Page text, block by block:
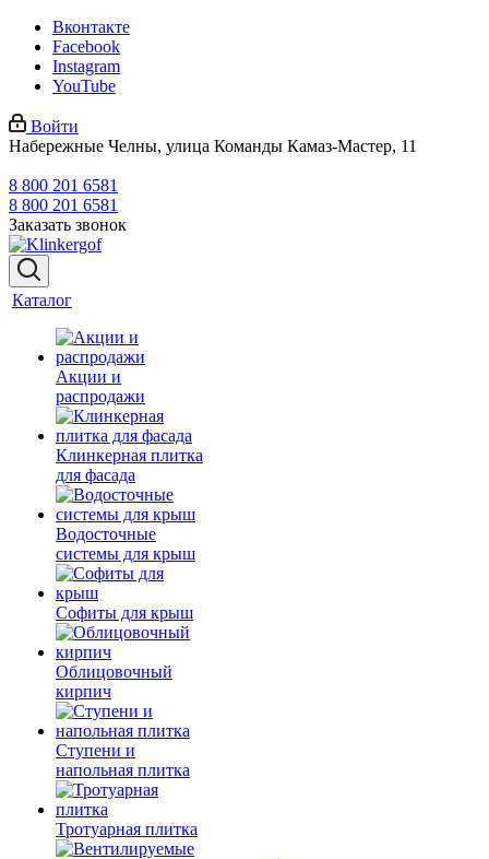
Вконтакте
Facebook
Instagram
YouTube
Войти
Набережные Челны, улица Команды Камаз-Мастер, 11
8 800 201 6581
8 800 201 6581
Заказать звонок
Каталог
Акции и
распродажи
Клинкерная плитка
для фасада
Водосточные
системы для крыш
Софиты для крыш
Облицовочный
кирпич
Ступени и
напольная плитка
Тротуарная плитка